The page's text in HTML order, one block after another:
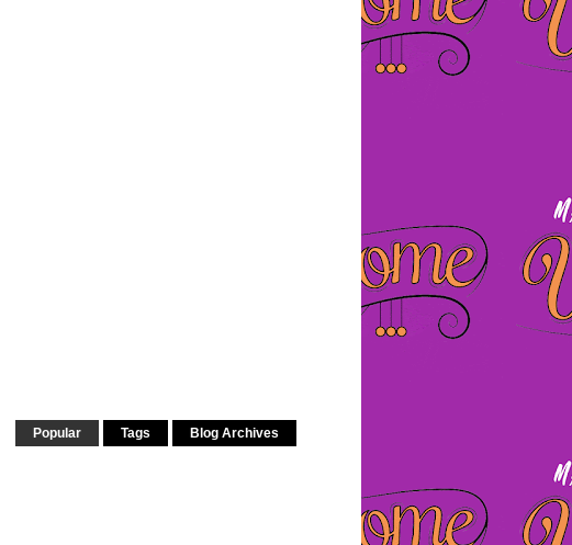
Popular Tags Blog Archives